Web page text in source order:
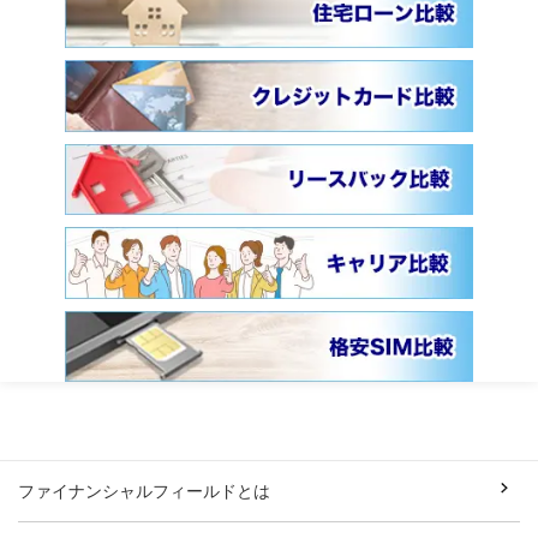
ファイナンシャルフィールドとは